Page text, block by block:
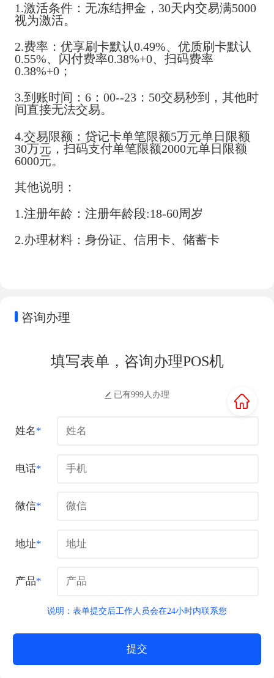
1.激活条件：无冻结押金，30天内交易满5000
视为激活。
2.费率：优享刷卡默认0.49%、优质刷卡默认
0.55%、闪付费率0.38%+0、扫码费率
0.38%+0；
3.到账时间：6：00--23：50交易秒到，其他时
间直接无法交易。
4.交易限额：贷记卡单笔限额5万元单日限额
30万元，扫码支付单笔限额2000元单日限额
6000元。
其他说明：
1.注册年龄：注册年龄段:18-60周岁
2.办理材料：身份证、信用卡、储蓄卡
咨询办理
填写表单，咨询办理POS机
已有999人办理
姓名*
电话*
微信*
地址*
产品*
说明：表单提交后工作人员会在24小时内联系您
提交